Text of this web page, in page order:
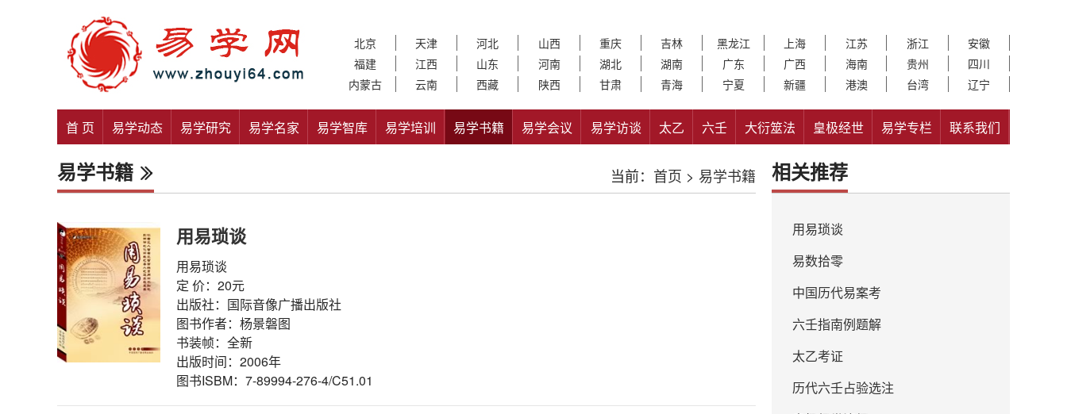
北京 天津 河北 山西 重庆 吉林 黑龙江 上海 江苏 浙江
安徽
福建
江西 山东 河南 湖北 湖南 广东 广西 海南 贵州
四川
内蒙古
云南 西藏 陕西 甘肃 青海 宁夏 新疆 港澳 台湾 辽宁
首 页 易学动态 易学研究 易学名家 易学智库 易学培训 易学书籍 易学会议 易学访谈 太乙 六壬 大衍筮法 皇极经世 易学专栏 联系我们
易学书籍 当前： 首页 > 易学书籍
用易琐谈
用易琐谈
定 价：20元
出版社：国际音像广播出版社
图书作者：杨景磐图
书装帧：全新
出版时间：2006年
图书ISBM：7-89994-276-4/C51.01
相关推荐
用易琐谈
易数拾零
中国历代易案考
六壬指南例题解
太乙考证
历代六壬占验选注